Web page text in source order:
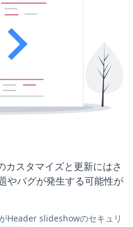
スタマイズと更新にはさ
やバグが発生する可能性が
Header slideshowのセキュリ